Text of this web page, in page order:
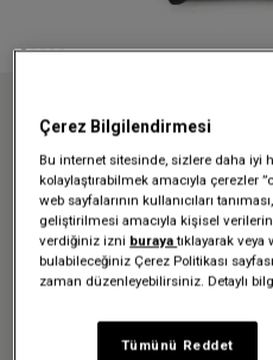
Anasayfa Valizler
Strapverz
STRAPVERZ S ULTRA MARINE
STRAPVERZ S
TEKERLEKLİ
9.999,00 TL
Ultra Marine
Çerez Bilgilendirmesi
Bu internet sitesinde, sizlere daha iyi
kolaylaştırabilmek amacıyla çerezler
web sayfalarının kullanıcıları
geliştirilmesi amacıyla kişisel
verdiğiniz izni burayatıklayarak veya
bulabileceğiniz Çerez Politikası
zaman düzenleyebilirsiniz. Detaylı
Tümünü Reddet